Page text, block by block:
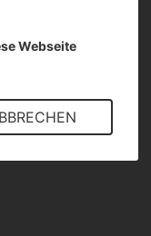
vor
Webseite